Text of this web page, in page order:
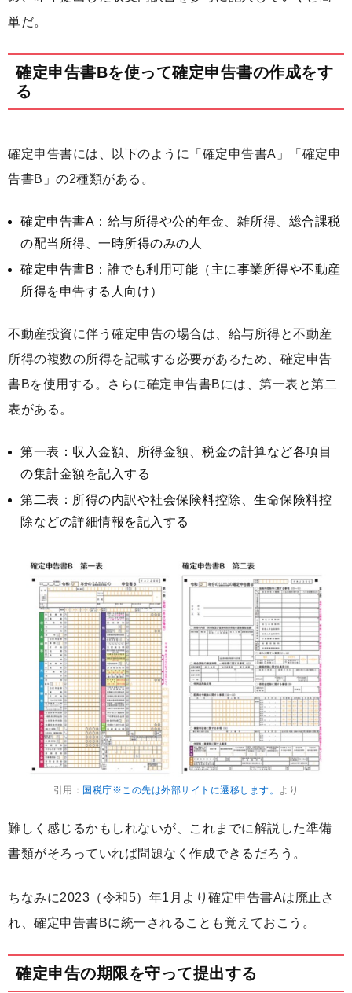
単だ。
確定申告書Bを使って確定申告書の作成をす
る
確定申告書には、以下のように「確定申告書A」「確定申
告書B」の2種類がある。
確定申告書A：給与所得や公的年金、雑所得、総合課税
の配当所得、一時所得のみの人
確定申告書B：誰でも利用可能（主に事業所得や不動産
所得を申告する人向け）
不動産投資に伴う確定申告の場合は、給与所得と不動産
所得の複数の所得を記載する必要があるため、確定申告
書Bを使用する。さらに確定申告書Bには、第一表と第二
表がある。
第一表：収入金額、所得金額、税金の計算など各項目
の集計金額を記入する
第二表：所得の内訳や社会保険料控除、生命保険料控
除などの詳細情報を記入する
引用： 国税庁※この先は外部サイトに遷移します。 より
難しく感じるかもしれないが、これまでに解説した準備
書類がそろっていれば問題なく作成できるだろう。
ちなみに2023（令和5）年1月より確定申告書Aは廃止さ
れ、確定申告書Bに統一されることも覚えておこう。
確定申告の期限を守って提出する